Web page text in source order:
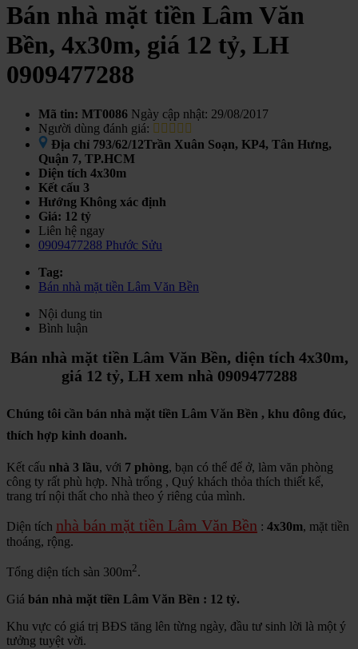
Bán nhà mặt tiền Lâm Văn
Bền, 4x30m, giá 12 tỷ, LH
0909477288
Mã tin: MT0086 Ngày cập nhật: 29/08/2017
Người dùng đánh giá:
Địa chỉ 793/62/12Trần Xuân Soạn, KP4, Tân Hưng,
Quận 7, TP.HCM
Diện tích 4x30m
Kết cấu 3
Hướng Không xác định
Giá: 12 tỷ
Liên hệ ngay
0909477288 Phước Sửu
Tag:
Bán nhà mặt tiền Lâm Văn Bền
Nội dung tin
Bình luận
Bán nhà mặt tiền Lâm Văn Bền, diện tích 4x30m,
giá 12 tỷ, LH xem nhà 0909477288
Chúng tôi cần bán nhà mặt tiền Lâm Văn Bền , khu đông đúc,
thích hợp kinh doanh.
Kết cấu nhà 3 lầu, với 7 phòng, bạn có thể để ở, làm văn phòng
công ty rất phù hợp. Nhà trống , Quý khách thỏa thích thiết kế,
trang trí nội thất cho nhà theo ý riêng của mình.
Diện tích nhà bán mặt tiền Lâm Văn Bền : 4x30m, mặt tiền
thoáng, rộng.
Tổng diện tích sàn 300m2.
Giá bán nhà mặt tiền Lâm Văn Bền : 12 tỷ.
Khu vực có giá trị BĐS tăng lên từng ngày, đầu tư sinh lời là một ý
tưởng tuyệt vời.